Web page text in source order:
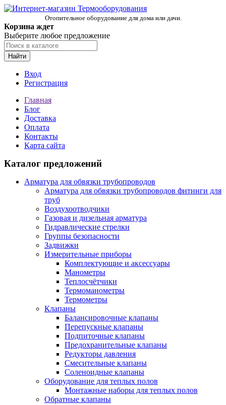
Отопительное оборудование для дома или дачи.
Корзина ждет
Выберите любое предложение
Найти
Вход
Регистрация
Главная
Блог
Доставка
Оплата
Контакты
Карта сайта
Каталог предложений
Арматура для обвязки трубопроводов
Арматура для обвязки трубопроводов фитинги для
труб
Воздухоотводчики
Газовая и дизельная арматура
Гидравлические стрелки
Группы безопасности
Задвижки
Измерительные приборы
Комплектующие и аксессуары
Манометры
Теплосчётчики
Термоманометры
Термометры
Клапаны
Балансировочные клапаны
Перепускные клапаны
Подпиточные клапаны
Предохранительные клапаны
Редукторы давления
Смесительные клапаны
Соленоидные клапаны
Оборудование для теплых полов
Монтажные наборы для теплых полов
Обратные клапаны